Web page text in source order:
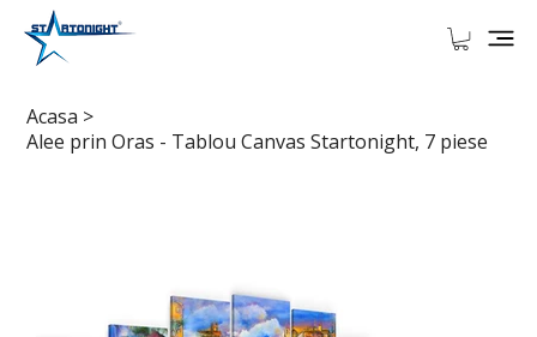
Acasa >
Alee prin Oras - Tablou Canvas Startonight, 7 piese